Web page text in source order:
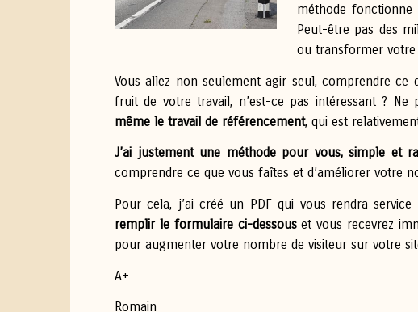
méthode
Peut-être pas des
ou transformer
Vous allez non seulement agir seul, comprendre
fruit de votre travail, n’est-ce pas intéressant ? Ne
même le travail de référencement, qui est
J’ai justement une méthode pour vous, simple et
comprendre ce que vous faîtes et d’améliorer votre
Pour cela, j’ai créé un PDF qui vous rendra
remplir le formulaire ci-dessouset vous recevrez
pour augmenter votre nombre de visiteur sur votre
A+
Romain